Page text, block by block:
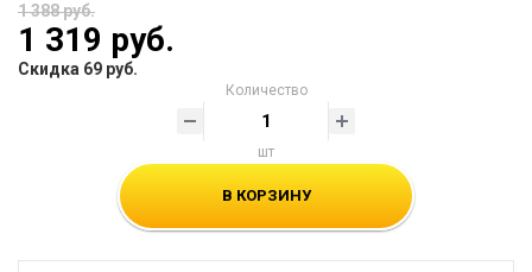
1 388 руб.
1 319 руб.
Скидка 69 руб.
Количество
шт
В КОРЗИНУ